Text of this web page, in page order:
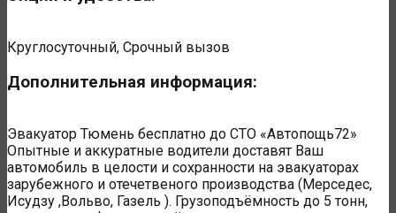
Круглосуточный, Срочный вызов
Дополнительная информация:
Эвакуатор Тюмень бесплатно до СТО «Автопощь72»
Опытные и аккуратные водители доставят Ваш
автомобиль в целости и сохранности на эвакуаторах
зарубежного и отечетвеного производства (Мерседес,
Исудзу ,Вольво, Газель ). Грузоподъёмность до 5 тонн,